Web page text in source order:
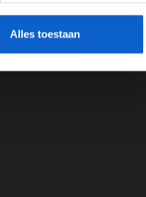
Alles toestaan